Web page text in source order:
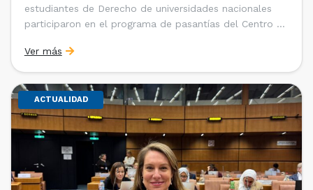
estudiantes de Derecho de universidades nacionales
participaron en el programa de pasantías del Centro de
de Santiago (CCS). Entre el 3 de noviembre y el 30 de
diciembre realizaron su pasantía Ingrid Ivania […]
Ver más
ACTUALIDAD